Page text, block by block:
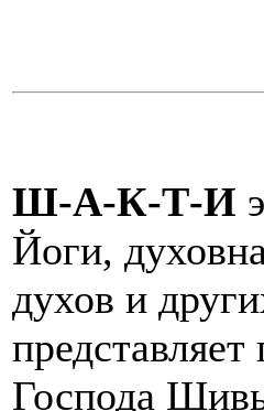
Ш-А-К-Т-И
Йоги,
духов и
Господа